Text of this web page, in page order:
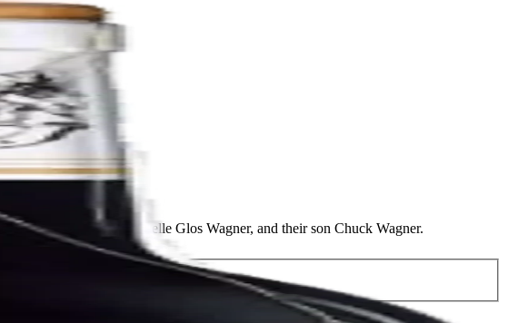
Wagner, Lorna Belle Glos Wagner, and their son Chuck Wagner.